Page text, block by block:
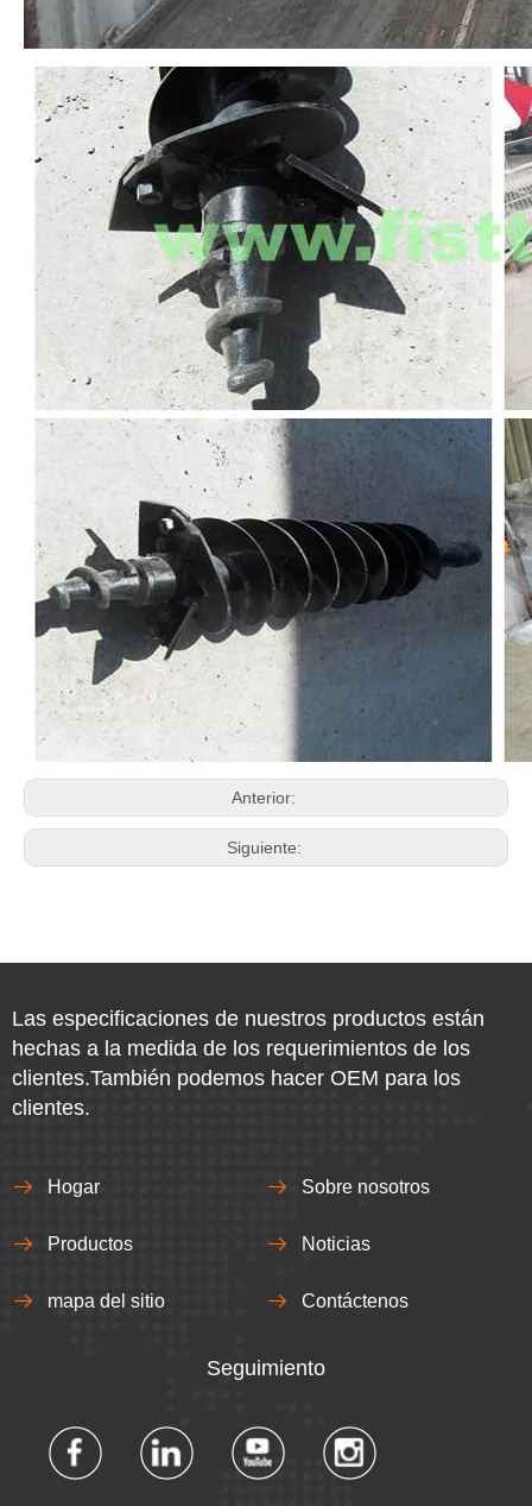
Anterior:
Siguiente:
Las especificaciones de nuestros productos están
hechas a la medida de los requerimientos de los
clientes.También podemos hacer OEM para los
clientes.
Hogar Sobre nosotros
Productos Noticias
mapa del sitio Contáctenos
Seguimiento​​​​​​​